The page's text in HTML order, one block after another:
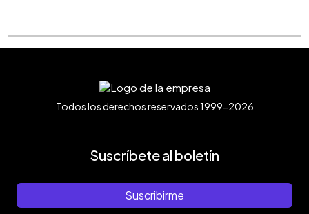
Todos los derechos reservados 1999-2026
Suscríbete al boletín
Suscribirme